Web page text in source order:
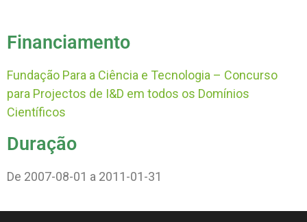
Financiamento
Fundação Para a Ciência e Tecnologia – Concurso
para Projectos de I&D em todos os Domínios
Científicos
Duração
De 2007-08-01 a 2011-01-31